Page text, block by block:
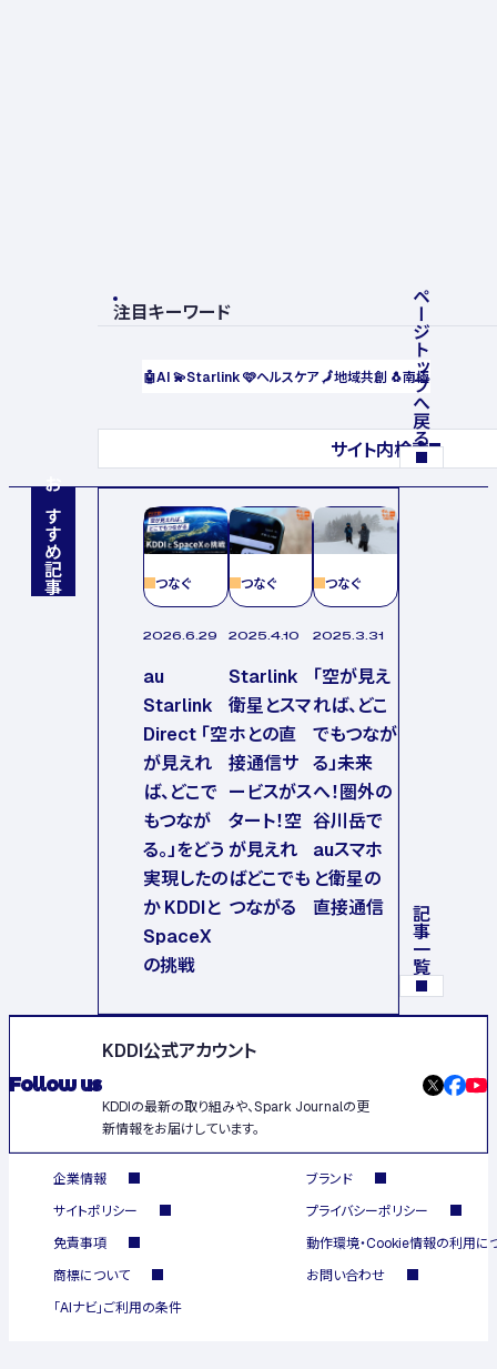
注目キーワード
🤖AI💫Starlink🩷ヘルスケア🗾地域共創 🐧南極
サイト内検索
ページトップへ戻る
おすすめ記事 つなぐ
2026.6.29
au
Starlink
Direct 「空
が見えれ
ば、どこで
もつなが
る。」をどう
実現したの
か KDDIと
SpaceX
の挑戦
つなぐ
2025.4.10
Starlink
衛星とスマ
ホとの直
接通信サ
ービスがス
タート！空
が見えれ
ばどこでも
つながる
つなぐ
2025.3.31
「空が見え
れば、どこ
でもつなが
る」未来
へ！圏外の
谷川岳で
auスマホ
と衛星の
直接通信
記事一覧
Follow us
KDDI公式アカウント
KDDIの最新の取り組みや、Spark Journalの更
新情報をお届けしています。
企業情報
ブランド
サイトポリシー
プライバシーポリシー
免責事項
動作環境・Cookie情報の利用に
商標について
お問い合わせ
「AIナビ」ご利用の条件